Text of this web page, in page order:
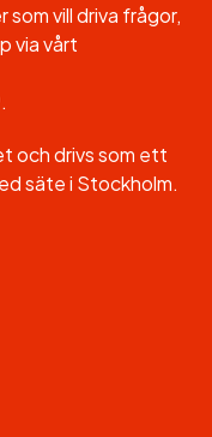
vill driva frågor,
via vårt
och drivs som ett
säte i Stockholm.